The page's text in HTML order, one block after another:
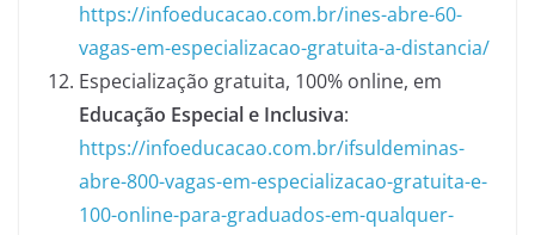
https://infoeducacao.com.br/ines-abre-60-
vagas-em-especializacao-gratuita-a-distancia/
Especialização gratuita, 100% online, em
Educação Especial e Inclusiva:
https://infoeducacao.com.br/ifsuldeminas-
abre-800-vagas-em-especializacao-gratuita-e-
100-online-para-graduados-em-qualquer-